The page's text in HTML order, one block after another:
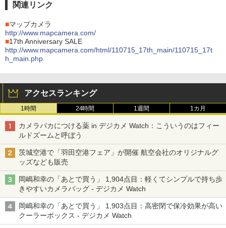
関連リンク
■マップカメラ
http://www.mapcamera.com/
■17th Anniversary SALE
http://www.mapcamera.com/html/110715_17th_main/110715_17t
h_main.php
アクセスランキング
1時間 24時間 1週間 1カ月
カメラバカにつける薬 in デジカメ Watch：こういうのはフィー
ルドズームと呼ぼう
茨城空港で「羽田空港フェア」が開催 航空会社のオリジナルグ
ッズなども販売
岡嶋和幸の「あとで買う」 1,904点目：軽くてシンプルで持ち歩
きやすいカメラバッグ - デジカメ Watch
岡嶋和幸の「あとで買う」 1,903点目：高密閉で保冷効果が高い
クーラーボックス - デジカメ Watch